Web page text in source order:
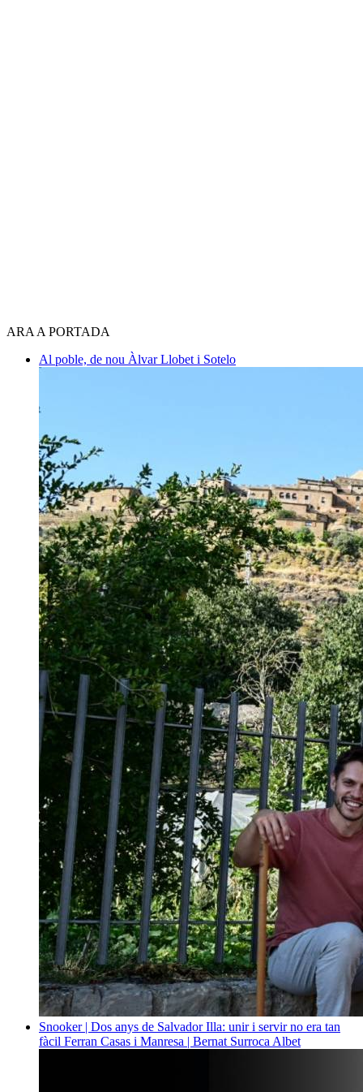
ARA A PORTADA
Al poble, de nou Àlvar Llobet i Sotelo
Snooker | Dos anys de Salvador Illa: unir i servir no era tan
fàcil Ferran Casas i Manresa | Bernat Surroca Albet